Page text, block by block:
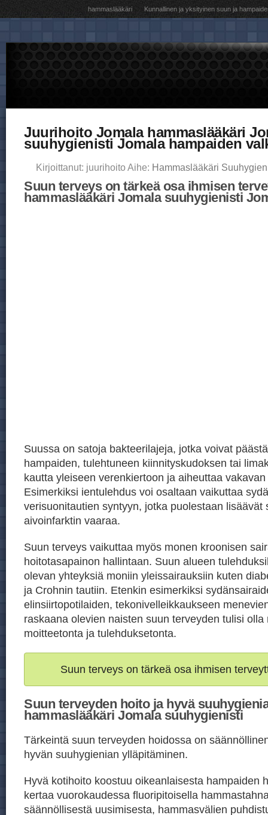
hammaslääkäri Kunnallinen ja yksityinen suun ja
Juurihoito Jomala hammaslääkäri
suuhygienisti Jomala hampaiden
Kirjoittanut: juurihoito Aihe: Hammaslääkäri
Suun terveys on tärkeä osa ihmisen
hammaslääkäri Jomala suuhygienisti
Suussa on satoja bakteerilajeja, jotka voivat
hampaiden, tulehtuneen kiinnityskudoksen tai
kautta yleiseen verenkiertoon ja aiheuttaa
Esimerkiksi ientulehdus voi osaltaan vaikuttaa
verisuonitautien syntyyn, jotka puolestaan lisäävät
aivoinfarktin vaaraa.
Suun terveys vaikuttaa myös monen kroonisen
hoitotasapainon hallintaan. Suun alueen
olevan yhteyksiä moniin yleissairauksiin kuten
ja Crohnin tautiin. Etenkin esimerkiksi
elinsiirtopotilaiden, tekonivelleikkaukseen
raskaana olevien naisten suun terveyden tulisi olla
moitteetonta ja tulehduksetonta.
Suun terveys on tärkeä osa ihmisen
Suun terveyden hoito ja hyvä
hammaslääkäri Jomala suuhygienisti
Tärkeintä suun terveyden hoidossa on
hyvän suuhygienian ylläpitäminen.
Hyvä kotihoito koostuu oikeanlaisesta hampaiden
kertaa vuorokaudessa fluoripitoisella
säännöllisestä uusimisesta, hammasvälien